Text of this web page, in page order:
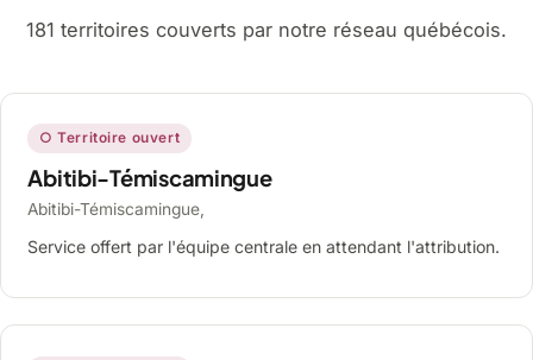
181 territoires couverts par notre réseau québécois.
○ Territoire ouvert
Abitibi-Témiscamingue
Abitibi-Témiscamingue,
Service offert par l'équipe centrale en attendant l'attribution.